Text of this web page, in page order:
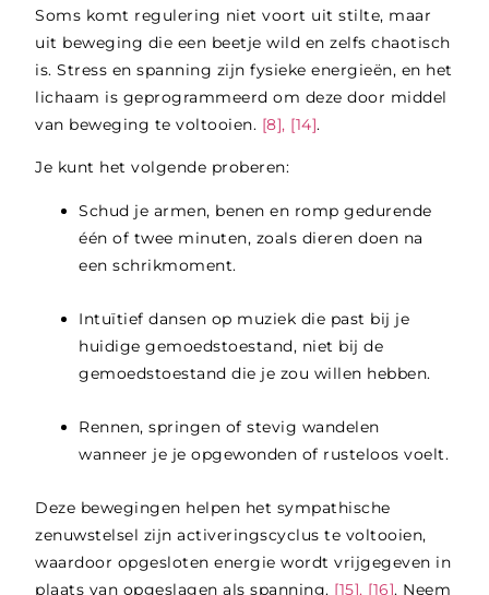
Soms komt regulering niet voort uit stilte, maar
uit beweging die een beetje wild en zelfs chaotisch
is. Stress en spanning zijn fysieke energieën, en het
lichaam is geprogrammeerd om deze door middel
van beweging te voltooien. [8], [14].
Je kunt het volgende proberen:
Schud je armen, benen en romp gedurende
één of twee minuten, zoals dieren doen na
een schrikmoment.
Intuïtief dansen op muziek die past bij je
huidige gemoedstoestand, niet bij de
gemoedstoestand die je zou willen hebben.
Rennen, springen of stevig wandelen
wanneer je je opgewonden of rusteloos voelt.
Deze bewegingen helpen het sympathische
zenuwstelsel zijn activeringscyclus te voltooien,
waardoor opgesloten energie wordt vrijgegeven in
plaats van opgeslagen als spanning. [15], [16]. Neem